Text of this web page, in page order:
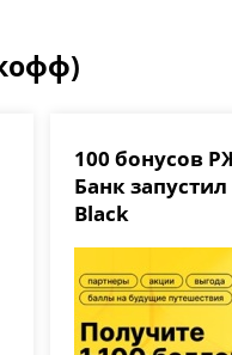
100 бонусов
Банк
Black